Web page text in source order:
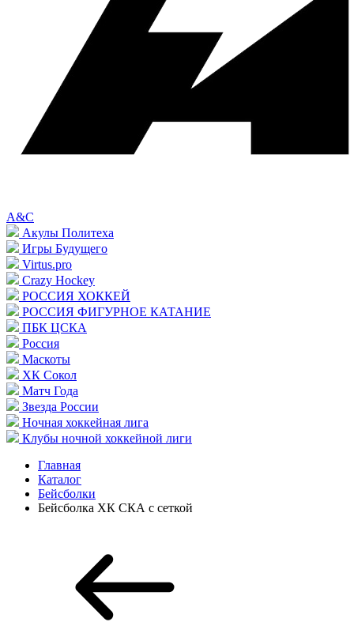
A&C
Акулы Политеха
Игры Будущего
Virtus.pro
Crazy Hockey
РОССИЯ ХОККЕЙ
РОССИЯ ФИГУРНОЕ КАТАНИЕ
ПБК ЦСКА
Россия
Маскоты
ХК Сокол
Матч Года
Звезда России
Ночная хоккейная лига
Клубы ночной хоккейной лиги
Главная
Каталог
Бейсболки
Бейсболка ХК СКА с сеткой